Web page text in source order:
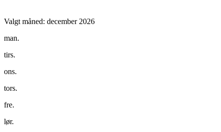
Valgt måned: december 2026
man.
tirs.
ons.
tors.
fre.
lør.